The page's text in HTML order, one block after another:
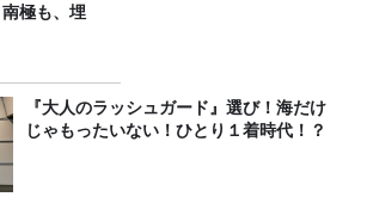
極も、埋
『大人のラッシュガード』選び！海だけ
じゃもったいない！ひとり１着時代！？